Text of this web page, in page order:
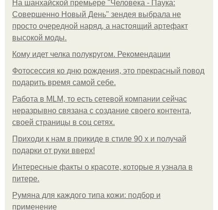
На шанхайской премьере "Человека - Паука:
Совершенно Новый День" зендея выбрала не
просто очередной наряд, а настоящий артефакт
высокой моды.
Кому идет челка полукругом. Рекомендации
Фотосессия ко дню рождения, это прекрасный повод
подарить время самой себе.
Работа в MLM, то есть сетевой компании сейчас
неразрывно связана с создание своего контента,
своей страницы в соц сетях.
Приходи к нам в прикиде в стиле 90 х и получай
подарки от руки вверх!
Интересные факты о красоте, которые я узнала в
питере.
Румяна для каждого типа кожи: подбор и
применение